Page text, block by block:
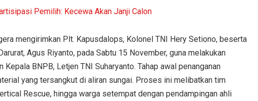
Pemilih: Kecewa Akan Janji Calon
mengirimkan Plt. Kapusdalops, Kolonel TNI Hery Setiono, beserta
Agus Riyanto, pada Sabtu 15 November, guna melakukan
Kepala BNPB, Letjen TNI Suharyanto. Tahap awal penanganan
yang tersangkut di aliran sungai. Proses ini melibatkan tim
Rescue, hingga warga setempat dengan pendampingan ahli